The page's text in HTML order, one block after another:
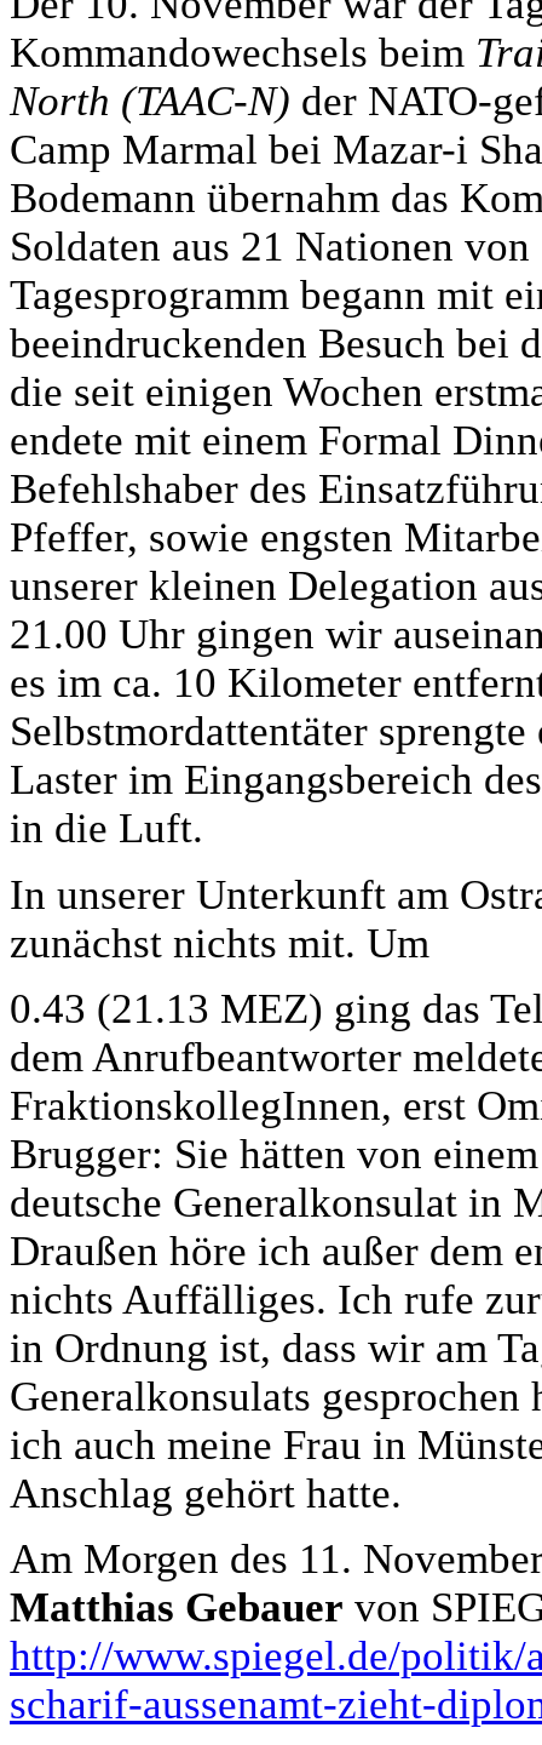
Kommandowechsels beim
North (TAAC-N) der NATO-
Camp Marmal bei Mazar-i
Bodemann übernahm das
Soldaten aus 21 Nationen
Tagesprogramm begann mit
beeindruckenden Besuch bei
die seit einigen Wochen
endete mit einem Formal
Befehlshaber des
Pfeffer, sowie engsten
unserer kleinen Delegation
21.00 Uhr gingen wir
es im ca. 10 Kilometer
Selbstmordattentäter
Laster im Eingangsbereich
in die Luft.
In unserer Unterkunft am
zunächst nichts mit. Um
0.43 (21.13 MEZ) ging das
dem Anrufbeantworter
FraktionskollegInnen, erst
Brugger: Sie hätten von
deutsche Generalkonsulat in
Draußen höre ich außer dem
nichts Auffälliges. Ich rufe
in Ordnung ist, dass wir am
Generalkonsulats
ich auch meine Frau in
Anschlag gehört hatte.
Am Morgen des 11.
Matthias Gebauer von
http://www.spiegel.de/politik/
scharif-aussenamt-zieht-